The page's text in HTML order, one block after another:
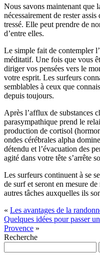
Nous savons maintenant que
nécessairement de rester
tressé. Elle peut prendre de
d’entre elles.
Le simple fait de contempler
méditatif. Une fois que vous
diriger vos pensées vers le
votre esprit. Les surfeurs
semblables à ceux que
depuis toujours.
Après l’afflux de substances
parasympathique prend le
production de cortisol
ondes cérébrales alpha
détendu et l’évacuation des
agité dans votre tête s’arrête
Les surfeurs continuent à se
de surf et seront en mesure
autres tâches auxquelles ils
« Les avantages de la
Quelques idées pour passer
Provence »
Recherche